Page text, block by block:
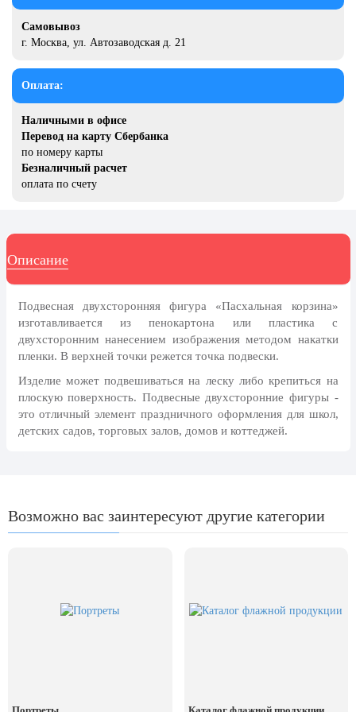
20 декабря, День работника органов
безопасности
Новогоднее оформление
19 января, Крещение Господне
22 января, День дедушки
25 января, Татьянин день
14 февраля, День Святого
Масленица
Отечества
8 марта, Международный женский
27 марта, День театра
1 апреля, День смеха
апреля)
Светлая Пасха
культурного наследия
Самовывоз
г. Москва, ул. Автозаводская д. 21
Оплата:
Наличными в офисе
Перевод на карту Сбербанка
по номеру карты
Безналичный расчет
оплата по счету
Описание
Подвесная двухсторонняя фигура «Пасхальная корзина»
изготавливается из пенокартона или пластика с
двухсторонним нанесением изображения методом накатки
пленки. В верхней точки режется точка подвески.
Изделие может подвешиваться на леску либо крепиться на
плоскую поверхность. Подвесные двухсторонние фигуры -
это отличный элемент праздничного оформления для школ,
детских садов, торговых залов, домов и коттеджей.
Возможно вас заинтересуют другие категории